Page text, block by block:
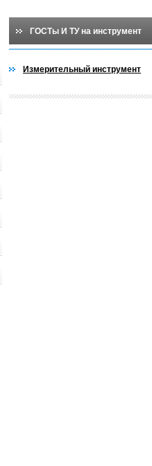
ГОСТы И ТУ на инструмент
Измерительный инструмент